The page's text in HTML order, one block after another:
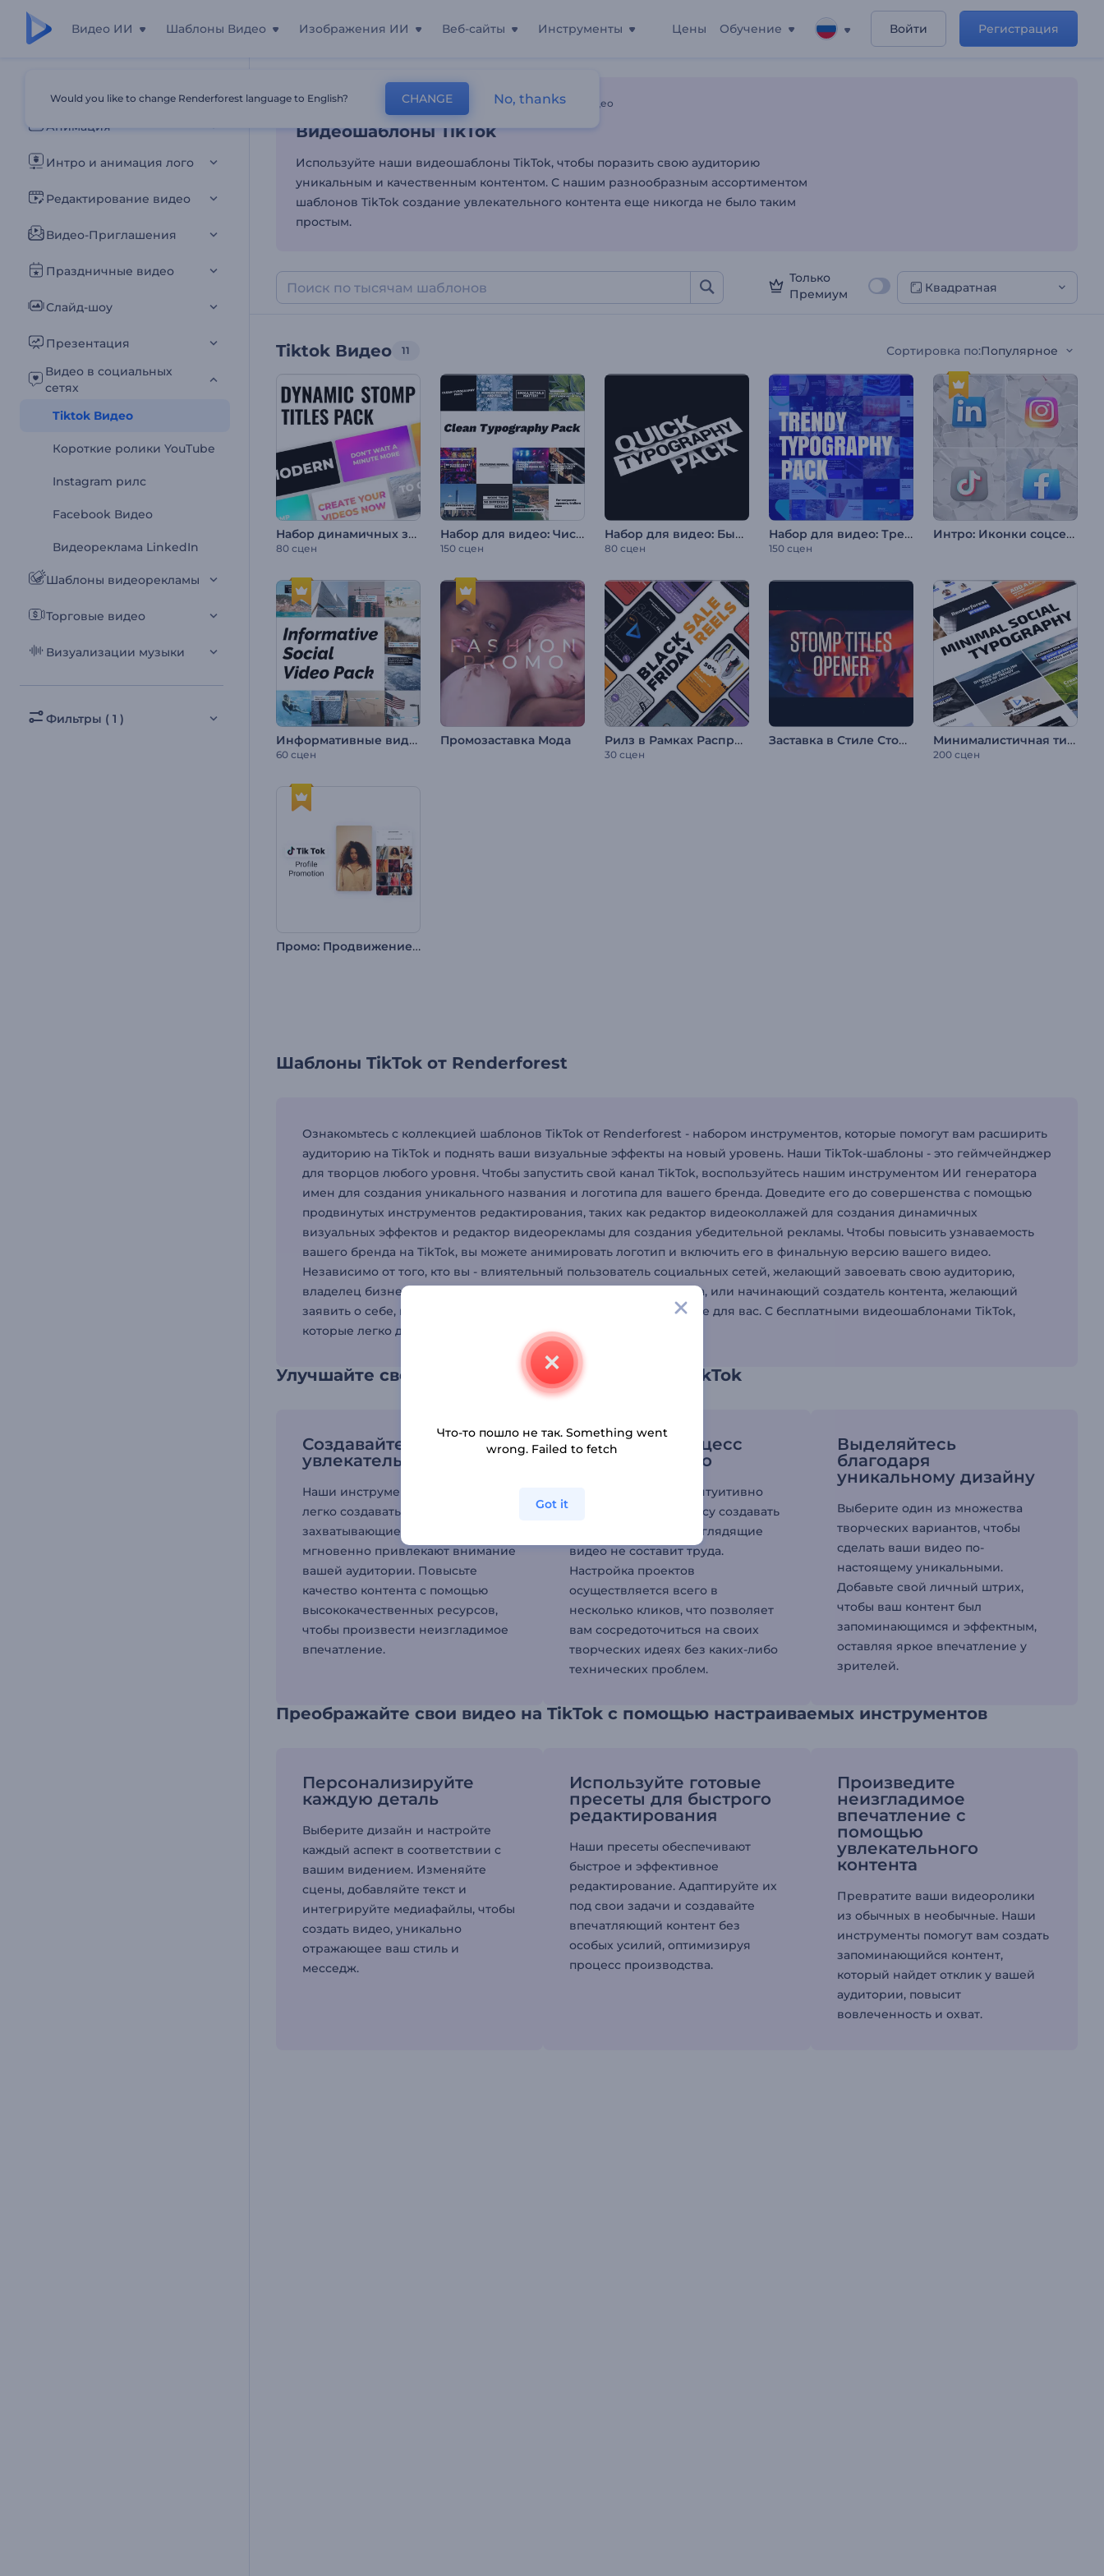
Видео ИИ Шаблоны Видео Изображения ИИ Веб-сайты Инструменты Цены Обучение Войти Регистрация
Все шаблоны
Анимация
Интро и анимация лого
Редактирование видео
Видео-Приглашения
Праздничные видео
Слайд-шоу
Презентация
Видео в социальных
сетях
Tiktok Видео
Короткие ролики YouTube
Instagram рилс
Facebook Видео
Видеореклама LinkedIn
Шаблоны видеорекламы
Торговые видео
Визуализации музыки
Фильтры ( 1 )
Видеошаблоны TikTok
Главная Шаблоны Видео В Социальных Сетях Tiktok Видео
Видеошаблоны TikTok
Используйте наши видеошаблоны TikTok, чтобы поразить свою аудиторию
уникальным и качественным контентом. С нашим разнообразным ассортиментом
шаблонов TikTok создание увлекательного контента еще никогда не было таким
простым.
Только
Премиум
Квадратная
Tiktok Видео 11 Сортировка по:Популярное
Набор динамичных заголовков в стиле стомп
80 сцен
Набор для видео: Чистая типографика
150 сцен
Набор для видео: Быстрая типографика
80 сцен
Набор для видео: Трендовая типографика
150 сцен
Интро: Иконки соцсетей
Информативные видео для соцсетей
60 сцен
Промозаставка Мода Рилз в Рамках Распродажи "Черная пятница"
30 сцен
Заставка в Стиле Стомп Минималистичная типографика для соцсетей
200 сцен
Промо: Продвижение профиля в TikTok
Шаблоны TikTok от Renderforest
Ознакомьтесь с коллекцией шаблонов TikTok от Renderforest - набором инструментов, которые помогут вам расширить
аудиторию на TikTok и поднять ваши визуальные эффекты на новый уровень. Наши TikTok-шаблоны - это геймчейнджер
для творцов любого уровня. Чтобы запустить свой канал TikTok, воспользуйтесь нашим инструментом ИИ генератора
имен для создания уникального названия и логотипа для вашего бренда. Доведите его до совершенства с помощью
продвинутых инструментов редактирования, таких как редактор видеоколлажей для создания динамичных
визуальных эффектов и редактор видеорекламы для создания убедительной рекламы. Чтобы повысить узнаваемость
вашего бренда на TikTok, вы можете анимировать логотип и включить его в финальную версию вашего видео.
Независимо от того, кто вы - влиятельный пользователь социальных сетей, желающий завоевать свою аудиторию,
владелец бизнеса, стремящийся повысить узнаваемость бренда, или начинающий создатель контента, желающий
заявить о себе, на нашей платформе найдется что-то интересное для вас. С бесплатными видеошаблонами TikTok,
которые легко доступны, креативность не знает границ.
Улучшайте свои видео с помощью шаблонов TikTok
Создавайте
увлекательный контент
Наши инструменты позволяют
легко создавать визуально
захватывающие видео, которые
мгновенно привлекают внимание
вашей аудитории. Повысьте
качество контента с помощью
высококачественных ресурсов,
чтобы произвести неизгладимое
впечатление.
Упростите процесс
создания видео
Благодаря нашему интуитивно
понятному интерфейсу создавать
профессионально выглядящие
видео не составит труда.
Настройка проектов
осуществляется всего в
несколько кликов, что позволяет
вам сосредоточиться на своих
творческих идеях без каких-либо
технических проблем.
Выделяйтесь
благодаря
уникальному дизайну
Выберите один из множества
творческих вариантов, чтобы
сделать ваши видео по-
настоящему уникальными.
Добавьте свой личный штрих,
чтобы ваш контент был
запоминающимся и эффектным,
оставляя яркое впечатление у
зрителей.
Преображайте свои видео на TikTok с помощью настраиваемых инструментов
Персонализируйте
каждую деталь
Выберите дизайн и настройте
каждый аспект в соответствии с
вашим видением. Изменяйте
сцены, добавляйте текст и
интегрируйте медиафайлы, чтобы
создать видео, уникально
отражающее ваш стиль и
месседж.
Используйте готовые
пресеты для быстрого
редактирования
Наши пресеты обеспечивают
быстрое и эффективное
редактирование. Адаптируйте их
под свои задачи и создавайте
впечатляющий контент без
особых усилий, оптимизируя
процесс производства.
Произведите
неизгладимое
впечатление с
помощью
увлекательного
контента
Превратите ваши видеоролики
из обычных в необычные. Наши
инструменты помогут вам создать
запоминающийся контент,
который найдет отклик у вашей
аудитории, повысит
вовлеченность и охват.
Would you like to change Renderforest language to English? CHANGE No, thanks
Что-то пошло не так. Something went
wrong. Failed to fetch
Got it